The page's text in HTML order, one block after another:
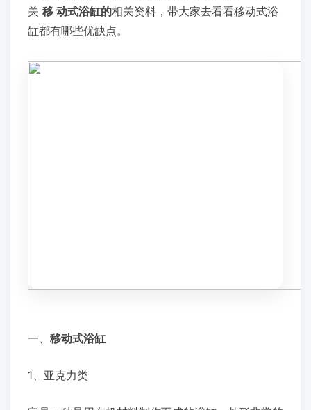
关 移 动式浴缸的相关资料，带大家去看看移动式浴
缸都有哪些优缺点。
一、 移动式浴缸
1、亚克力类